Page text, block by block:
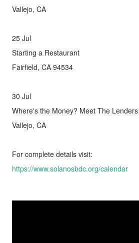
Vallejo, CA
25 Jul
Starting a Restaurant
Fairfield, CA 94534
30 Jul
Where's the Money? Meet The
Vallejo, CA
For complete details visit:
https://www.solanosbdc.org/calendar